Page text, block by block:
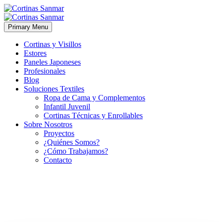
Primary Menu
Cortinas y Visillos
Estores
Paneles Japoneses
Profesionales
Blog
Soluciones Textiles
Ropa de Cama y Complementos
Infantil Juvenil
Cortinas Técnicas y Enrollables
Sobre Nosotros
Proyectos
¿Quiénes Somos?
¿Cómo Trabajamos?
Contacto